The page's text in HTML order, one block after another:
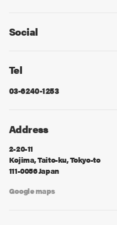
Social
Tel
03-6240-1253
Address
2-20-11
Kojima, Taito-ku, Tokyo-to
111-0056 Japan
Google maps